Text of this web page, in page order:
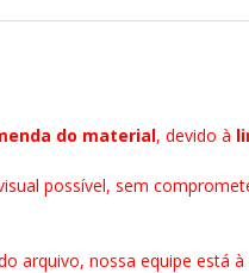
do material, devido à
possível, sem
arquivo, nossa equipe está